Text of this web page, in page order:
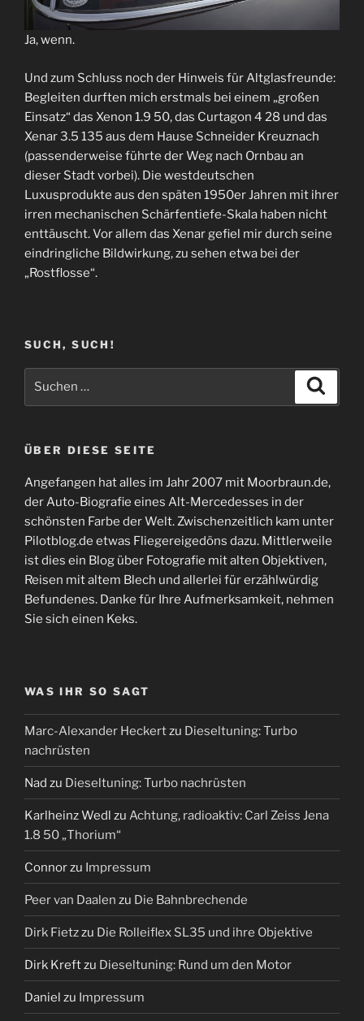
Ja, wenn.
Und zum Schluss noch der Hinweis für Altglasfreunde:
Begleiten durften mich erstmals bei einem „großen
Einsatz“ das Xenon 1.9 50, das Curtagon 4 28 und das
Xenar 3.5 135 aus dem Hause Schneider Kreuznach
(passenderweise führte der Weg nach Ornbau an
dieser Stadt vorbei). Die westdeutschen
Luxusprodukte aus den späten 1950er Jahren mit ihrer
irren mechanischen Schärfentiefe-Skala haben nicht
enttäuscht. Vor allem das Xenar gefiel mir durch seine
eindringliche Bildwirkung, zu sehen etwa bei der
„Rostflosse“.
SUCH, SUCH!
ÜBER DIESE SEITE
Angefangen hat alles im Jahr 2007 mit Moorbraun.de,
der Auto-Biografie eines Alt-Mercedesses in der
schönsten Farbe der Welt. Zwischenzeitlich kam unter
Pilotblog.de etwas Fliegereigedöns dazu. Mittlerweile
ist dies ein Blog über Fotografie mit alten Objektiven,
Reisen mit altem Blech und allerlei für erzählwürdig
Befundenes. Danke für Ihre Aufmerksamkeit, nehmen
Sie sich einen Keks.
WAS IHR SO SAGT
Marc-Alexander Heckertzu Dieseltuning: Turbo
nachrüsten
Nad zu Dieseltuning: Turbo nachrüsten
Karlheinz Wedl zu Achtung, radioaktiv: Carl Zeiss Jena
1.8 50 „Thorium“
Connorzu Impressum
Peer van Daalen zu Die Bahnbrechende
Dirk Fietzzu Die Rolleiflex SL35 und ihre Objektive
Dirk Kreftzu Dieseltuning: Rund um den Motor
Daniel zu Impressum